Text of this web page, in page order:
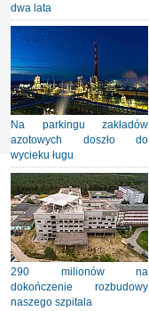
dwa lata
Na parkingu zakładów
azotowych doszło do
wycieku ługu
290 milionów na
dokończenie rozbudowy
naszego szpitala